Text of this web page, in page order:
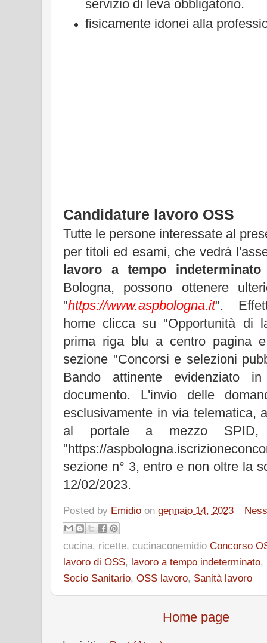
servizio di leva obbligatorio.
fisicamente idonei alla
Candidature lavoro OSS
Tutte le persone interessate al
per titoli ed esami, che vedrà
lavoro a tempo indeterminato
Bologna, possono ottenere
"https://www.aspbologna.it".
home clicca su "Opportunità di
prima riga blu a centro pagina
sezione "Concorsi e selezioni
Bando attinente evidenziato
documento. L'invio delle
esclusivamente in via telematica,
al portale a mezzo SPID,
"https://
sezione n° 3, entro e non oltre la
12/02/2023.
Posted by Emidio on gennaio 14, 2023
cucina, ricette, cucinaconemidio Concorso
lavoro di OSS, lavoro a tempo indeterminato,
Socio Sanitario, OSS lavoro, Sanità lavoro
Home page